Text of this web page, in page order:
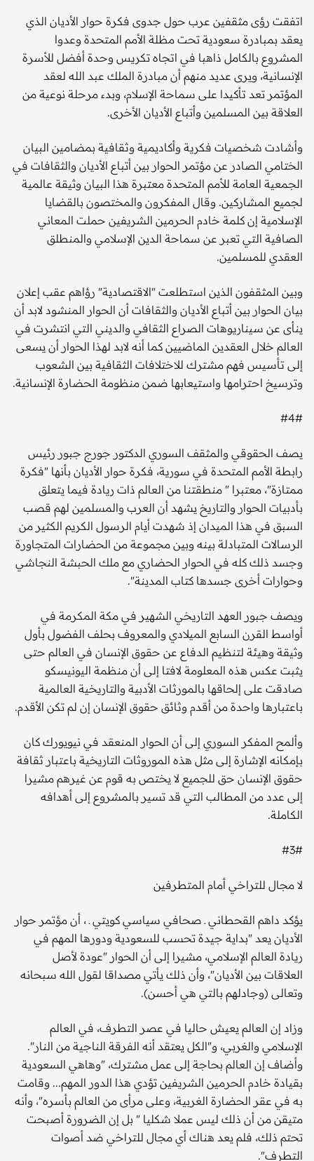
اتفقت رؤى مثقفين عرب حول جدوى فكرة حوار الأديان الذي
يعقد بمبادرة سعودية تحت مظلة الأمم المتحدة وعدوا
المشروع بالكامل ذاهبا في اتجاه تكريس وحدة أفضل للأسرة
الإنسانية، ويرى عديد منهم أن مبادرة الملك عبد الله لعقد
المؤتمر تعد تأكيدا على سماحة الإسلام، وبدء مرحلة نوعية من
العلاقة بين المسلمين وأتباع الأديان الأخرى.
وأشادت شخصيات فكرية وأكاديمية وثقافية بمضامين البيان
الختامي الصادر عن مؤتمر الحوار بين أتباع الأديان والثقافات في
الجمعية العامة للأمم المتحدة معتبرة هذا البيان وثيقة عالمية
لجميع المشاركين. وقال المفكرون والمختصون بالقضايا
الإسلامية إن كلمة خادم الحرمين الشريفين حملت المعاني
الصافية التي تعبر عن سماحة الدين الإسلامي والمنطلق
العقدي للمسلمين.
وبين المثقفون الذين استطلعت "الاقتصادية" رؤاهم عقب إعلان
بيان الحوار بين أتباع الأديان والثقافات أن الحوار المنشود لابد أن
ينأى عن سيناريوهات الصراع الثقافي والديني التي انتشرت في
العالم خلال العقدين الماضيين كما أنه لابد لهذا الحوار أن يسعى
إلى تأسيس فهم مشترك للاختلافات الثقافية بين الشعوب
وترسيخ احترامها واستيعابها ضمن منظومة الحضارة الإنسانية.
#4#
يصف الحقوقي والمثقف السوري الدكتور جورج جبور رئيس
رابطة الأمم المتحدة في سورية، فكرة حوار الأديان بأنها "فكرة
ممتازة"، معتبرا " منطقتنا من العالم ذات ريادة فيما يتعلق
بأدبيات الحوار والتاريخ يشهد أن العرب والمسلمين لهم قصب
السبق في هذا الميدان إذ شهدت أيام الرسول الكريم الكثير من
الرسالات المتبادلة بينه وبين مجموعة من الحضارات المتجاورة
وجسد ذلك كله في الحوار الحضاري مع ملك الحبشة النجاشي
وحوارات أخرى جسدها كتاب المدينة".
ويصف جبور العهد التاريخي الشهير في مكة المكرمة في
أواسط القرن السابع الميلادي والمعروف بحلف الفضول بأول
وثيقة وهيئة لتنظيم الدفاع عن حقوق الإنسان في العالم حتى
يثبت عكس هذه المعلومة لافتا إلى أن منظمة اليونيسكو
صادقت على إلحاقها بالمورثات الأدبية والتاريخية العالمية
باعتبارها واحدة من أقدم وثائق حقوق الإنسان إن لم تكن الأقدم.
وألمح المفكر السوري إلى أن الحوار المنعقد في نيويورك كان
بإمكانه الإشارة إلى مثل هذه الموروثات التاريخية باعتبار ثقافة
حقوق الإنسان حق للجميع لا يختص به قوم عن غيرهم مشيرا
إلى عدد من المطالب التي قد تسير بالمشروع إلى أهدافه
الكاملة.
#3#
لا مجال للتراخي أمام المتطرفين
يؤكد داهم القحطاني ـ صحافي سياسي كويتي ـ ، أن مؤتمر حوار
الأديان يعد "بداية جيدة تحسب للسعودية ودورها المهم في
ريادة العالم الإسلامي، مشيرا إلى أن الحوار "عودة لأصل
العلاقات بين الأديان"، وأن ذلك يأتي مصداقا لقول الله سبحانه
وتعالى (وجادلهم بالتي هي أحسن).
وزاد إن العالم يعيش حاليا في عصر التطرف، في العالم
الإسلامي والغربي، و"الكل يعتقد أنه الفرقة الناجية من النار".
وأضاف إن العالم بحاجة إلى عمل مشترك، "وهاهي السعودية
بقيادة خادم الحرمين الشريفين تؤدي هذا الدور المهم... وقامت
به في عقر الحضارة الغربية، وعلى مرأى من العالم بأسره"، وأنه
متيقن من أن ذلك ليس عملا شكليا " بل إن الضرورة أصبحت
تحتم ذلك، فلم يعد هناك أي مجال للتراخي ضد أصوات
التطرف".